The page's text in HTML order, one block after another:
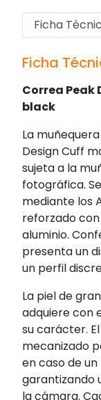
Ficha
Ficha
Correa Peak
black
La
Design Cuff
sujeta a la
fotográfica.
mediante los
reforzado
aluminio.
presenta un
un perfil
La piel de
adquiere con
su carácter.
mecanizado
en caso de
garantizando
la cámara.